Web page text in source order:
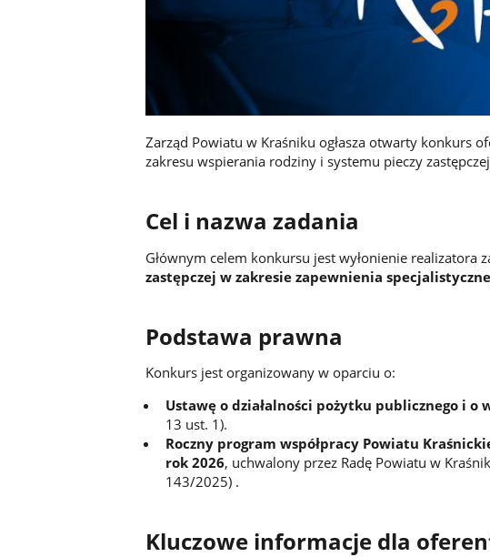
Zarząd Powiatu w Kraśniku ogłasza otwarty konkurs
zakresu wspierania rodziny i systemu pieczy
Cel i nazwa zadania
Głównym celem konkursu jest wyłonienie realizatora
zastępczej w zakresie zapewnienia
Podstawa prawna
Konkurs jest organizowany w oparciu o:
Ustawę o działalności pożytku publicznego i o
13 ust. 1).
Roczny program współpracy Powiatu
rok 2026, uchwalony przez Radę Powiatu w
143/2025) .
Kluczowe informacje dla